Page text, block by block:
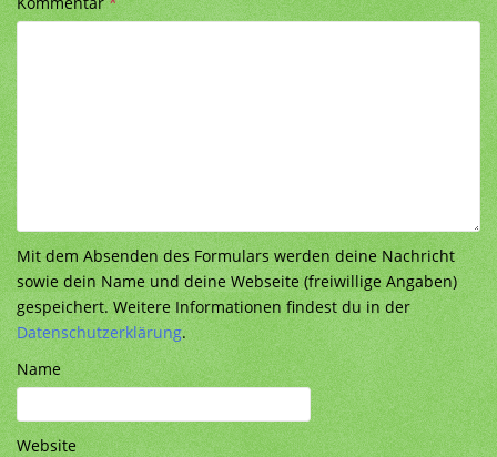
Mit dem Absenden des Formulars werden deine Nachricht
sowie dein Name und deine Webseite (freiwillige Angaben)
gespeichert. Weitere Informationen findest du in der
Datenschutzerklärung.
Name
Website